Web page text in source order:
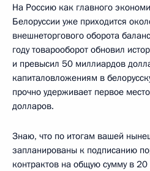
На Россию как главного
Белоруссии уже приходится
внешнеторгового оборота
году товарооборот обновил
и превысил 50 миллиардов
капиталовложениям в
прочно удерживает первое
долларов.
Знаю, что по итогам вашей
запланированы к подписанию
контрактов на общую сумму в